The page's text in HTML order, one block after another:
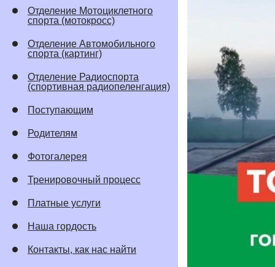
Отделение Мотоциклетного
спорта (мотокросс)
Отделение Автомобильного
спорта (картинг)
Отделение Радиоспорта
(спортивная радиопеленгация)
Поступающим
Родителям
Фотогалерея
Тренировочный процесс
Платные услуги
Наша гордость
Контакты, как нас найти